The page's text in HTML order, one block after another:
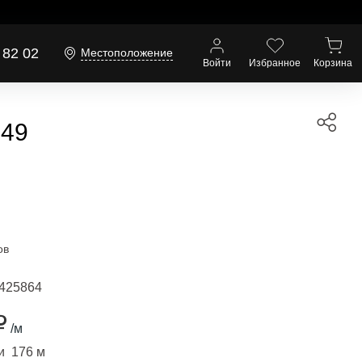
Местоположение
02
Избранное Корзина
Войти
/м
176 м